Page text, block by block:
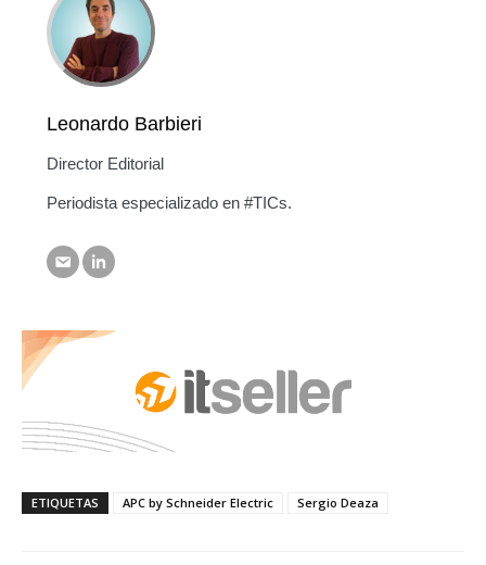
Leonardo Barbieri
Director Editorial
Periodista especializado en #TICs.
ETIQUETAS APC by Schneider Electric Sergio Deaza